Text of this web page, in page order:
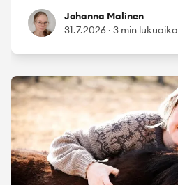
Johanna Malinen
Johanna Malinen
31.7.2026 · 3 min lukuaika